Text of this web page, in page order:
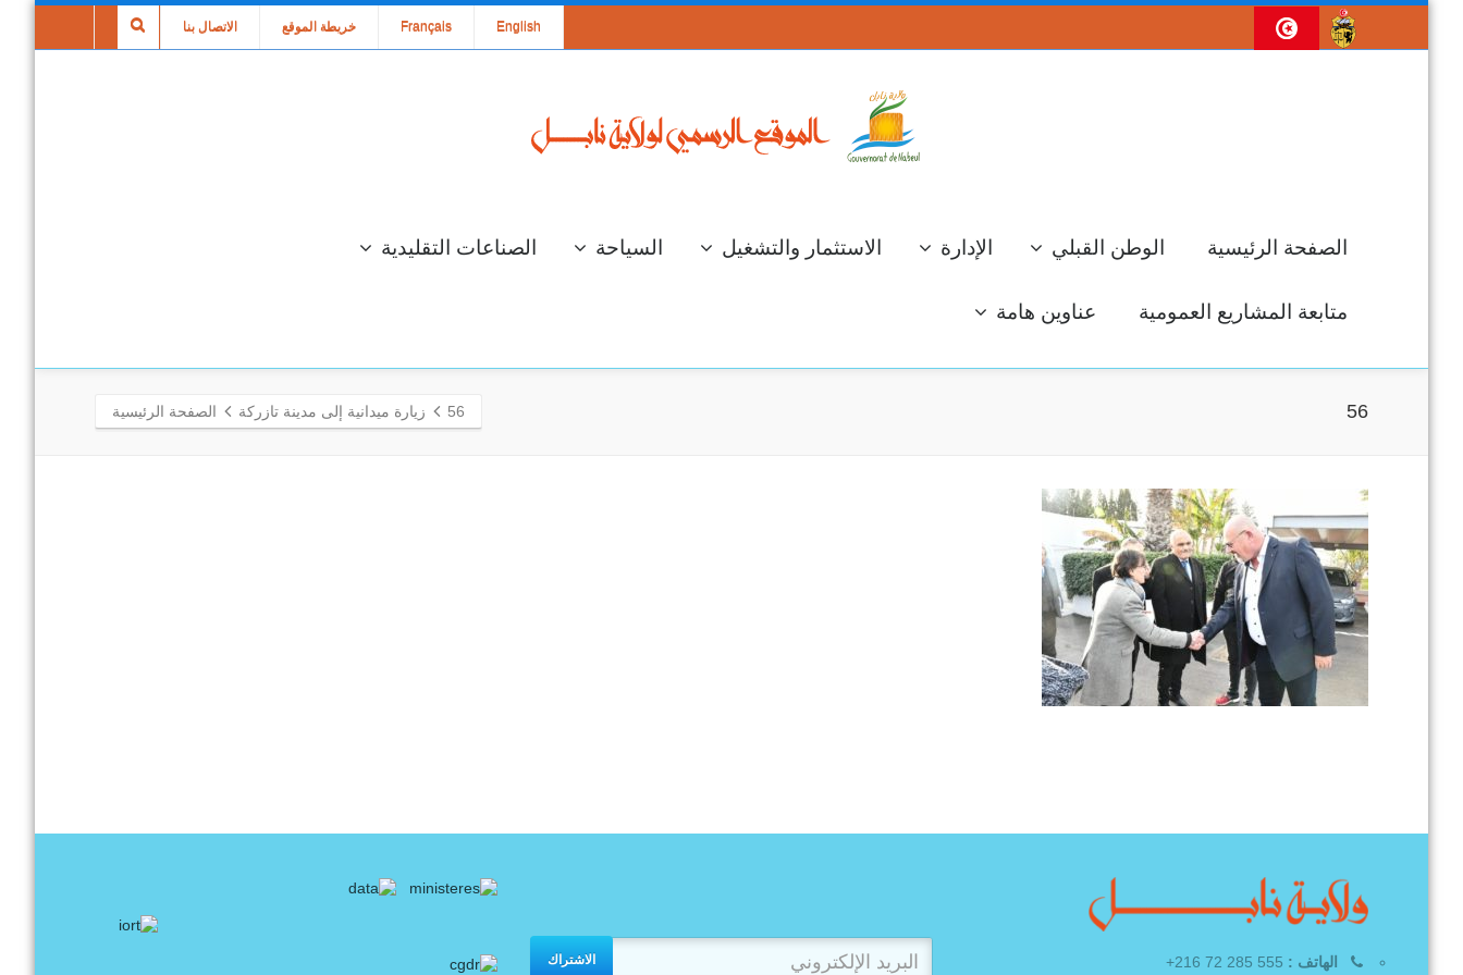
الاتصال بنا خريطة الموقع Français English
الصفحة الرئيسية الوطن القبلي الإدارة الاستثمار والتشغيل السياحة الصناعات التقليدية
متابعة المشاريع العمومية عناوين هامة
56
56 زيارة ميدانية إلى مدينة تازركة الصفحة الرئيسية
الاشتراك الهاتف :